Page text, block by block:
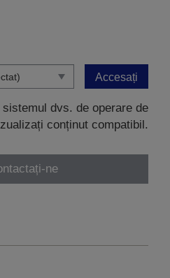
Accesați
dvs. de operare de
conținut compatibil.
ne